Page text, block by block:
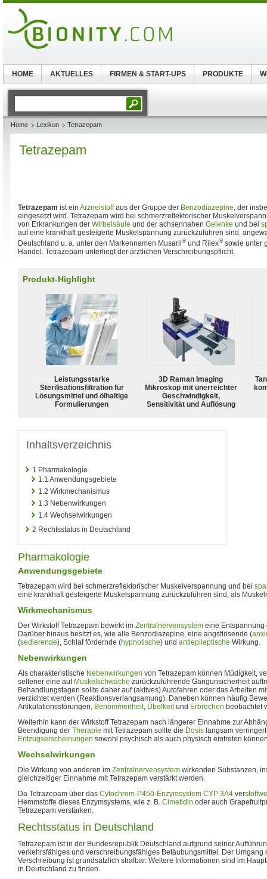
Home Lexikon Tetrazepam
Tetrazepam
Tetrazepam ist ein Arzneistoffaus der Gruppe der Benzodiazepine, der
eingesetzt wird. Tetrazepam wird bei schmerzreflektorischer
von Erkrankungen der Wirbelsäule und der achsennahen Gelenke und bei
auf eine krankhaft gesteigerte Muskelspannung zurückzuführen sind,
Deutschland u. a. unter den Markennamen Musaril ®und Rilex®sowie unter
Handel. Tetrazepam unterliegt der ärztlichen Verschreibungspflicht.
Produkt-Highlight
Leistungsstarke
Sterilisationsfiltration für
Lösungsmittel und ölhaltige
Formulierungen
3D Raman Imaging
Mikroskop mit unerreichter
Geschwindigkeit,
Sensitivität und Auflösung
Inhaltsverzeichnis
1 Pharmakologie
1.1 Anwendungsgebiete
1.2 Wirkmechanismus
1.3 Nebenwirkungen
1.4 Wechselwirkungen
2 Rechtsstatus in Deutschland
Pharmakologie
Anwendungsgebiete
Tetrazepam wird bei schmerzreflektorischer Muskelverspannung und bei
eine krankhaft gesteigerte Muskelspannung zurückzuführen sind, als
Wirkmechanismus
Der Wirkstoff Tetrazepam bewirkt im Zentralnervensystem eine Entspannung
Darüber hinaus besitzt es, wie alle Benzodiazepine, eine angstlösende (
(sedierende), Schlaf fördernde (hypnotische) und antiepileptische Wirkung.
Nebenwirkungen
Als charakteristische Nebenwirkungen von Tetrazepam können Müdigkeit,
seltener eine auf Muskelschwäche zurückzuführende Gangunsicherheit
Behandlungstagen sollte daher auf (aktives) Autofahren oder das Arbeiten
verzichtet werden (Reaktionsverlangsamung). Daneben können häufig
Artikulationsstörungen, Benommenheit, Übelkeitund Erbrechen beobachtet
Weiterhin kann der Wirkstoff Tetrazepam nach längerer Einnahme zur
Beendigung der Therapie mit Tetrazepam sollte die Dosis langsam
Entzugserscheinungen sowohl psychisch als auch physisch eintreten
Wechselwirkungen
Die Wirkung von anderen im Zentralnervensystem wirkenden Substanzen,
gleichzeitiger Einnahme mit Tetrazepam verstärkt werden.
Da Tetrazepam über das Cytochrom-P450-Enzymsystem CYP 3A4 ver
Hemmstoffe dieses Enzymsystems, wie z. B. Cimetidin oder auch
Tetrazepam verstärken.
Rechtsstatus in Deutschland
Tetrazepam ist in der Bundesrepublik Deutschland aufgrund seiner
verkehrsfähiges und verschreibungsfähiges Betäubungsmittel. Der Umgang
Verschreibung ist grundsätzlich strafbar. Weitere Informationen sind im
in Deutschland zu finden.
HOME AKTUELLES FIRMEN & START-UPS PRODUKTE